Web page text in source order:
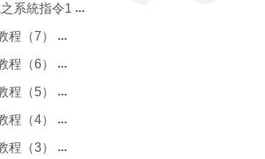
系統指令1
程（7）
程（6）
程（5）
程（4）
程（3）